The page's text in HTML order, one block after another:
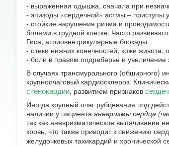
- выраженная одышка, сначала при
- эпизоды «сердечной» астмы –
- стойкие нарушения ритма и
болями в грудной клетке. Часто
Гиса, атриовентрикулярные блокады
- отеки нижних конечностей, кожи живота,
- боли в правом подреберье и
В случаях трансмурального (обширного)
крупноочаговый кардиосклероз.
стенокардии, развитием признаков
Иногда крупный очаг рубцевания под
наличии у пациента аневризмы сердца
так как аневризматическое выпячивание
кровь, что также приводит к снижению
желудочковых тахикардий и хронической